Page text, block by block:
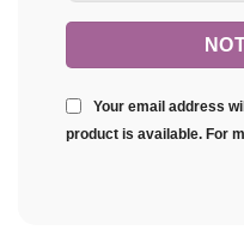
Your email address
product is available. For